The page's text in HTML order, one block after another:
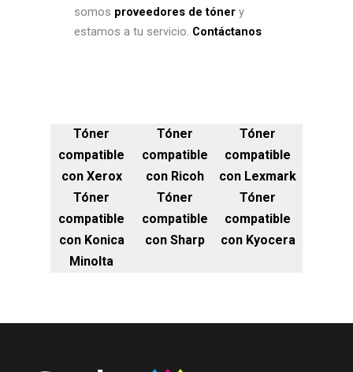
somos proveedores de tóner y
estamos a tu servicio. Contáctanos
Tóner
compatible
con Xerox
Tóner
compatible
con Ricoh
Tóner
compatible
con Lexmark
Tóner
compatible
con Konica
Minolta
Tóner
compatible
con Sharp
Tóner
compatible
con Kyocera